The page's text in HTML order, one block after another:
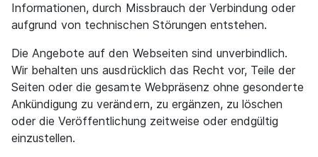
Informationen, durch Missbrauch der Verbindung oder
aufgrund von technischen Störungen entstehen.
Die Angebote auf den Webseiten sind unverbindlich.
Wir behalten uns ausdrücklich das Recht vor, Teile der
Seiten oder die gesamte Webpräsenz ohne gesonderte
Ankündigung zu verändern, zu ergänzen, zu löschen
oder die Veröffentlichung zeitweise oder endgültig
einzustellen.